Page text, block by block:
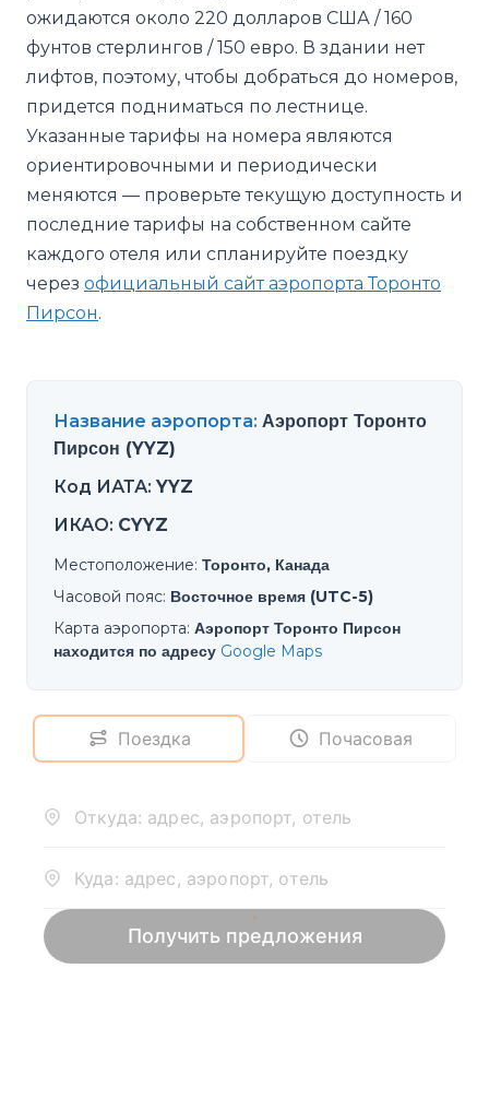
ожидаются около 220 долларов США / 160
фунтов стерлингов / 150 евро. В здании нет
лифтов, поэтому, чтобы добраться до номеров,
придется подниматься по лестнице.
Указанные тарифы на номера являются
ориентировочными и периодически
меняются — проверьте текущую доступность и
последние тарифы на собственном сайте
каждого отеля или спланируйте поездку
через официальный сайт аэропорта Торонто
Пирсон.
Название аэропорта: Аэропорт Торонто
Пирсон (YYZ)
Код ИАТА: YYZ
ИКАО: CYYZ
Местоположение: Торонто, Канада
Часовой пояс: Восточное время (UTC-5)
Карта аэропорта: Аэропорт Торонто Пирсон
находится по адресу Google Maps